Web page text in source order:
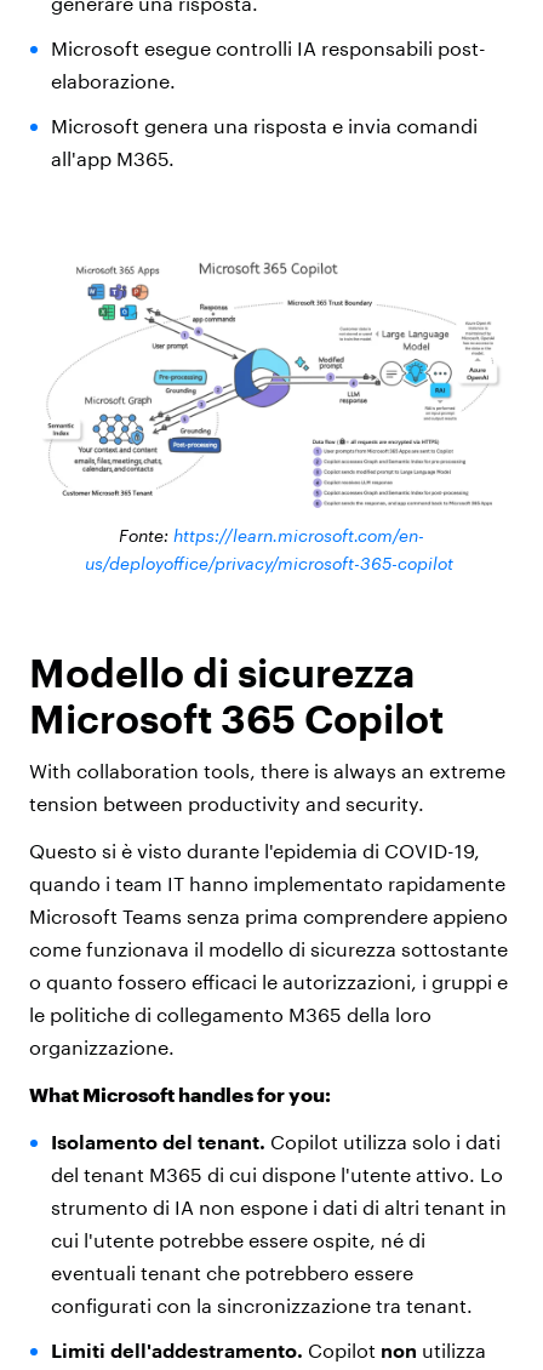
Microsoft esegue controlli IA responsabili post-
elaborazione.
Microsoft genera una risposta e invia comandi
all'app M365.
Fonte: https://learn.microsoft.com/en-
us/deployoffice/privacy/microsoft-365-copilot
Modello di sicurezza
Microsoft 365 Copilot
With collaboration tools, there is always an extreme
tension between productivity and security.
Questo si è visto durante l'epidemia di COVID-19,
quando i team IT hanno implementato rapidamente
Microsoft Teams senza prima comprendere appieno
come funzionava il modello di sicurezza sottostante
o quanto fossero efficaci le autorizzazioni, i gruppi e
le politiche di collegamento M365 della loro
organizzazione.
What Microsoft handles for you:
Isolamento del tenant. Copilot utilizza solo i dati
del tenant M365 di cui dispone l'utente attivo. Lo
strumento di IA non espone i dati di altri tenant in
cui l'utente potrebbe essere ospite, né di
eventuali tenant che potrebbero essere
configurati con la sincronizzazione tra tenant.
Limiti dell'addestramento. Copilot non utilizza